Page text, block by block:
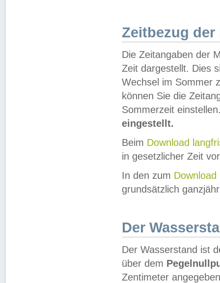
Zeitbezug der
Die Zeitangaben der
Zeit dargestellt. Dies
Wechsel im Sommer
können Sie die
Sommerzeit
eingestellt.
Beim Download
in gesetzlicher Zeit
In den zum Download
grundsätzlich
Der
Der Wasserstand ist
über dem
Zentimeter